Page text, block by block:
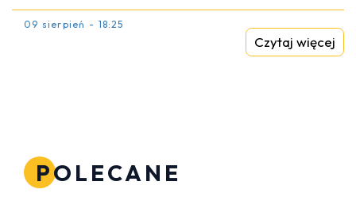
09 sierpień - 18:25
Czytaj więcej
POLECANE